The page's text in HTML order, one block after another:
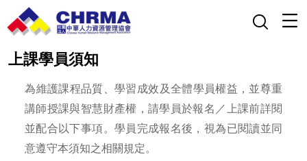
上課學員須知
​為維護課程品質、學習成效及全體學員權益，並尊重
講師授課與智慧財產權，請學員於報名／上課前詳閱
並配合以下事項。學員完成報名後，視為已閱讀並同
意遵守本須知之相關規定。